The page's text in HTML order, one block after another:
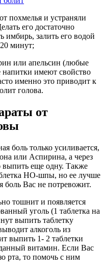
похмелья и устраняли
его достаточно
имбирь, залить его водой
минут;
или апельсин (любые
напитки имеют свойство
именно это приводит к
голова.
от
боль только усиливается,
или Аспирина, а через
выпить еще одну. Также
НО-шпы, но ее лучше
боль Вас не потревожит.
тошнит и появляется
уголь (1 таблетка на
выпить таблетку
алкоголь из
выпить 1- 2 таблетки
данный витамин. Если Вас
рта, то помочь с ним